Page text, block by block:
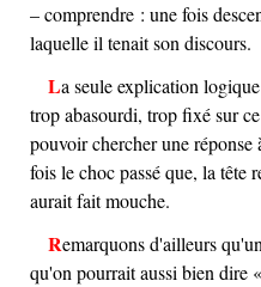
– comprendre : une fois
laquelle il tenait son discours.
La seule explication logique à ce phénomène est qu'on est
trop abasourdi, trop fixé sur
pouvoir chercher une réponse
fois le choc passé que, la tête
aurait fait mouche.
Remarquons d'ailleurs qu'un escalier n'est pas nécessaire et
qu'on pourrait aussi bien dire